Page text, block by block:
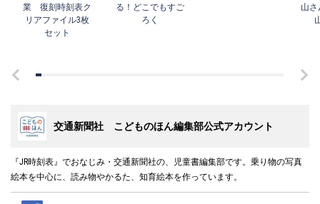
業 復刻時刻表ク
リアファイル3枚
セット
る！どこでもすご
ろく
山さ
交通新聞社 こどものほん編集部公式アカウント
『JR時刻表』でおなじみ・交通新聞社の、児童書編集部です。乗り物の写真
絵本を中心に、読み物やかるた、知育絵本を作っています。